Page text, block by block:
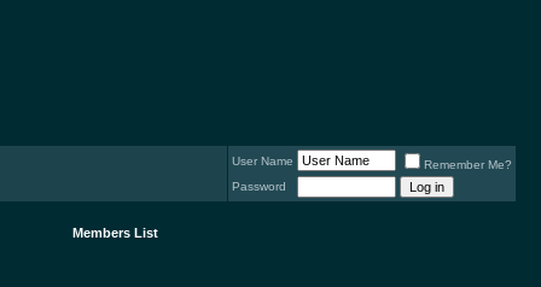
User Name
Remember Me?
Password
Members List